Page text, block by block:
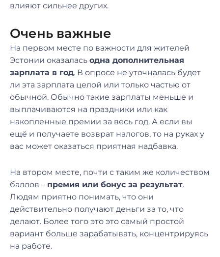
влияют сильнее других.
Очень важные
На первом месте по важности для жителей
Эстонии оказалась одна дополнительная
зарплата в год. В опросе не уточналась будет
ли эта зарплата целой или только частью от
обычной. Обычно такие зарплаты меньше и
выплачиваются на праздники или как
накопленные премии за весь год. А если вы
ещё и получаете возврат налогов, то на руках у
вас может оказаться приятная надбавка.
На втором месте, почти с таким же количеством
баллов – премия или бонус за результат.
Людям приятно понимать, что они
действительно получают деньги за то, что
делают. Более того это это самый простой
вариант больше зарабатывать, концентрируясь
на работе.